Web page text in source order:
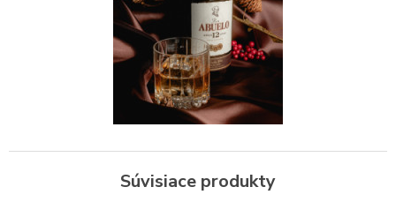
Súvisiace produkty